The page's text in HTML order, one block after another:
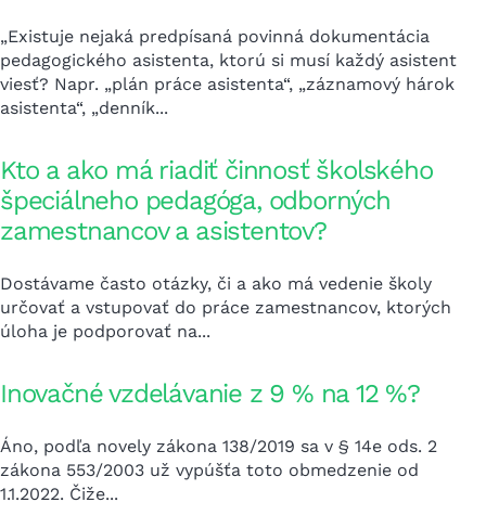
„Existuje nejaká predpísaná povinná dokumentácia
pedagogického asistenta, ktorú si musí každý asistent
viesť? Napr. „plán práce asistenta“, „záznamový hárok
asistenta“, „denník...
Kto a ako má riadiť činnosť školského
špeciálneho pedagóga, odborných
zamestnancov a asistentov?
Dostávame často otázky, či a ako má vedenie školy
určovať a vstupovať do práce zamestnancov, ktorých
úloha je podporovať na...
Inovačné vzdelávanie z 9 % na 12 %?
Áno, podľa novely zákona 138/2019 sa v § 14e ods. 2
zákona 553/2003 už vypúšťa toto obmedzenie od
1.1.2022. Čiže...